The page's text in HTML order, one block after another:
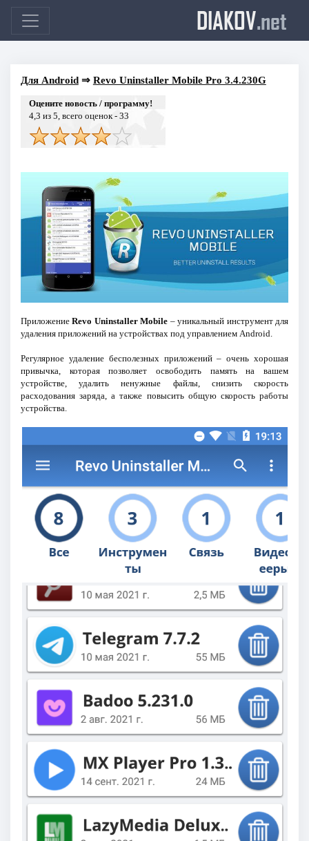
DIAKOV.net
Для Android⇒ Revo Uninstaller Mobile Pro 3.4.230G
Оцените новость / программу!
4,3 из 5, всего оценок - 33
ПриложениеRevo Uninstaller Mobile – уникальный инструмент для
удаления приложений на устройствах под управлением Android.
Регулярное удаление бесполезных приложений – очень хорошая
привычка, которая позволяет освободить память на вашем
устройстве, удалить ненужные файлы, снизить скорость
расходования заряда, а также повысить общую скорость работы
устройства.